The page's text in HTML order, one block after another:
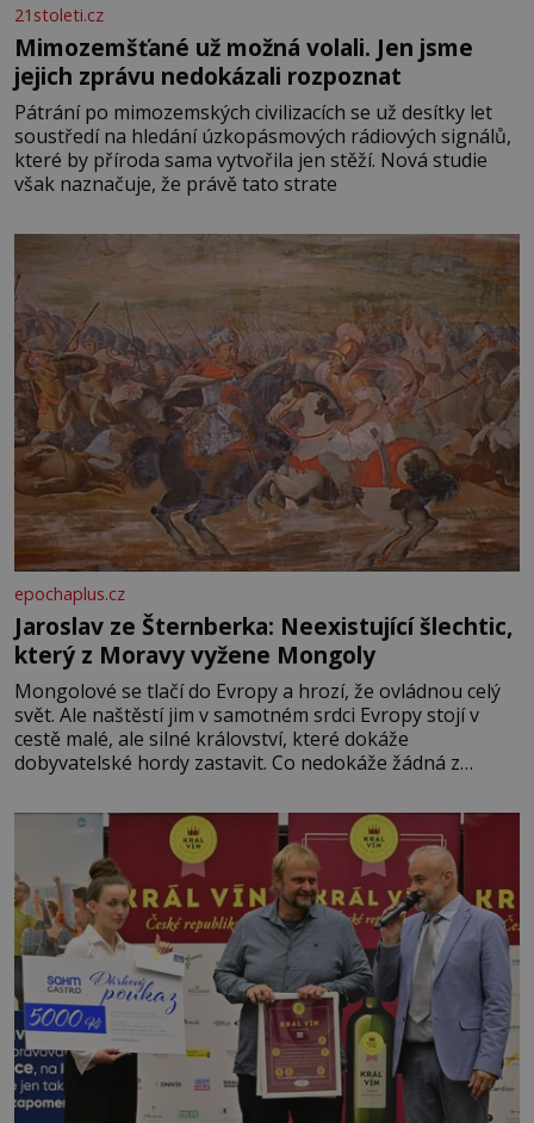
21stoleti.cz
Mimozemšťané už možná volali. Jen jsme
jejich zprávu nedokázali rozpoznat
Pátrání po mimozemských civilizacích se už desítky let
soustředí na hledání úzkopásmových rádiových signálů,
které by příroda sama vytvořila jen stěží. Nová studie
však naznačuje, že právě tato strate
epochaplus.cz
Jaroslav ze Šternberka: Neexistující šlechtic,
který z Moravy vyžene Mongoly
Mongolové se tlačí do Evropy a hrozí, že ovládnou celý
svět. Ale naštěstí jim v samotném srdci Evropy stojí v
cestě malé, ale silné království, které dokáže
dobyvatelské hordy zastavit. Co nedokáže žádná z
král. Nebo že by ne? Mongolové od roku 1223 postupují
podél Kaspického a Azovského moře,